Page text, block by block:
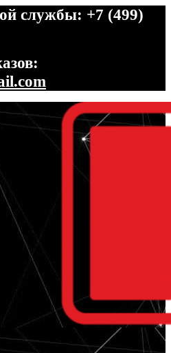
службы: +7 (499)